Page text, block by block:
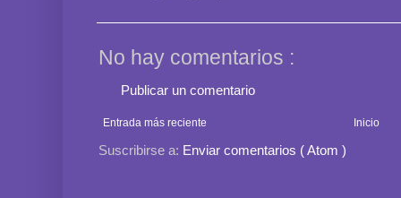
No hay comentarios :
Publicar un comentario
Entrada más reciente Inicio
Suscribirse a: Enviar comentarios ( Atom )